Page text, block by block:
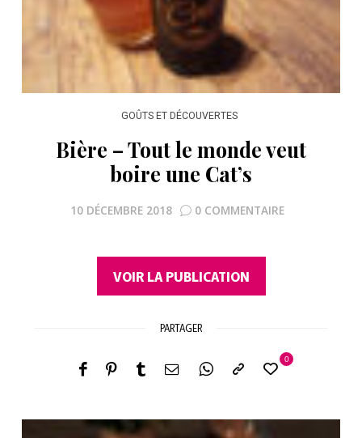
GOÛTS ET DÉCOUVERTES
Bière – Tout le monde veut
boire une Cat’s
10 DÉCEMBRE 2018 0 COMMENTAIRE
VOIR LA PUBLICATION
PARTAGER
0